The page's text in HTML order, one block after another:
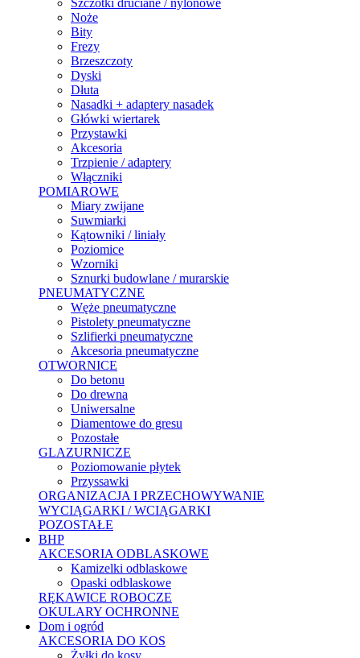
Szczotki druciane / nylonowe
Noże
Bity
Frezy
Brzeszczoty
Dyski
Dłuta
Nasadki + adaptery nasadek
Główki wiertarek
Przystawki
Akcesoria
Trzpienie / adaptery
Włączniki
POMIAROWE
Miary zwijane
Suwmiarki
Kątowniki / liniały
Poziomice
Wzorniki
Sznurki budowlane / murarskie
PNEUMATYCZNE
Węże pneumatyczne
Pistolety pneumatyczne
Szlifierki pneumatyczne
Akcesoria pneumatyczne
OTWORNICE
Do betonu
Do drewna
Uniwersalne
Diamentowe do gresu
Pozostałe
GLAZURNICZE
Poziomowanie płytek
Przyssawki
ORGANIZACJA I PRZECHOWYWANIE
WYCIĄGARKI / WCIĄGARKI
POZOSTAŁE
BHP
AKCESORIA ODBLASKOWE
Kamizelki odblaskowe
Opaski odblaskowe
RĘKAWICE ROBOCZE
OKULARY OCHRONNE
Dom i ogród
AKCESORIA DO KOS
Żyłki do kosy